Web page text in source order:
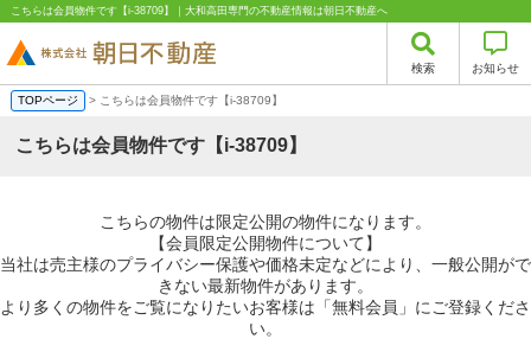
こちらは会員物件です【i-38709】｜大和高田専門の不動産情報は朝日不動産へ
検索 お知らせ
TOPページ > こちらは会員物件です【i-38709】
こちらは会員物件です【i-38709】
こちらの物件は限定公開の物件になります。
【会員限定公開物件について】
当社は売主様のプライバシー保護や価格未定などにより、一般公開がで
きない最新物件があります。
より多くの物件をご覧になりたいお客様は「無料会員」にご登録くださ
い。